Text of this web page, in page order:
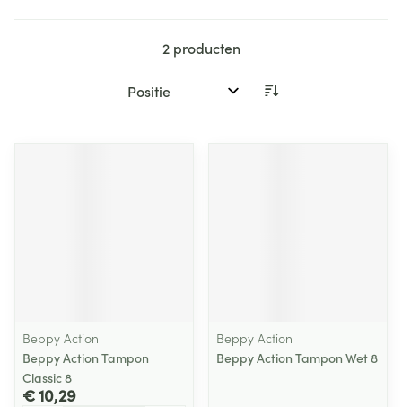
2producten
Sorteer op:
Beppy Action
Beppy Action Tampon
Classic 8
€ 10,29
Beppy Action
Beppy Action Tampon Wet 8